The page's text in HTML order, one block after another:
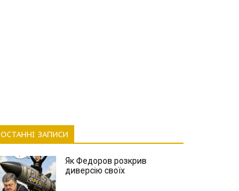
ОСТАННІ ЗАПИСИ
Як Федоров розкрив
диверсію своїх